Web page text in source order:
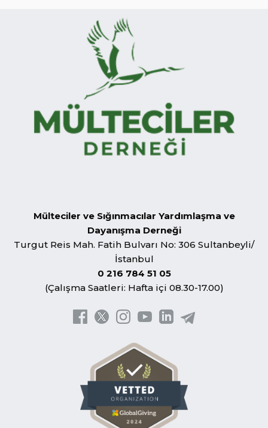
Mülteciler ve Sığınmacılar Yardımlaşma ve
Dayanışma Derneği
Turgut Reis Mah. Fatih Bulvarı No: 306 Sultanbeyli/
İstanbul
0 216 784 51 05
(Çalışma Saatleri: Hafta içi 08.30-17.00)